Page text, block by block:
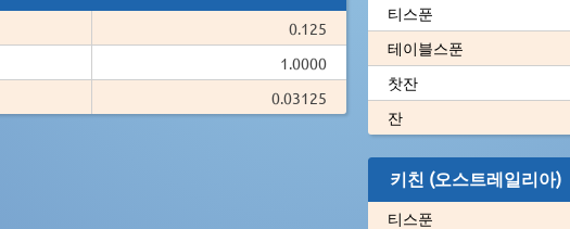
0.125
1.0000
0.03125
티스푼
테이블스푼
찻잔
잔
키친 (오스트레일리아)
티스푼